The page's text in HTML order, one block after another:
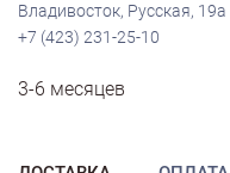
Владивосток, Русская, 19а
+7 (423) 231-25-10
3-6 месяцев